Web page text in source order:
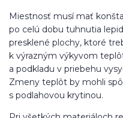
Miestnosť musí mať
po celú dobu tuhnutia
presklené plochy, ktoré
k výrazným výkyvom
a podkladu v priebehu
Zmeny teplôt by mohli
s podlahovou krytinou.